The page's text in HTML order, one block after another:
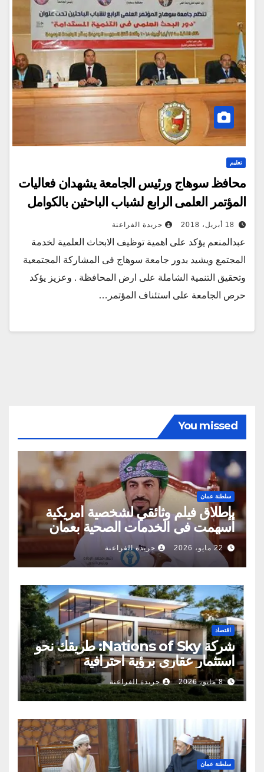
تعليم
محافظ سوهاج ورئيس الجامعة يشهدان فعاليات
المؤتمر العلمى الرابع لشباب الباحثين بالكوامل
18 أبريل، 2018 جريدة الفراعنة
عبدالمنعم يؤكد على اهمية توظيف الابحاث العلمية لخدمة
المجتمع ويشيد بدور جامعة سوهاج فى المشاركة المجتمعية
وتحقيق التنمية الشاملة على ارض المحافظة . وعزيز يؤكد
حرص الجامعة على استئناف المؤتمر…
You missed
سلطنة عمان
بإطلاق فيلم وثائقي لشخصية أمريكية
أسهمت في الخدمات الصحية بعمان
22 مايو، 2026 جريدة الفراعنة
اقتصاد
شركة Nations of Sky: طريقك نحو
استثمار عقاري برؤية احترافية
8 مايو، 2026 جريدة الفراعنة
سلطنة عمان